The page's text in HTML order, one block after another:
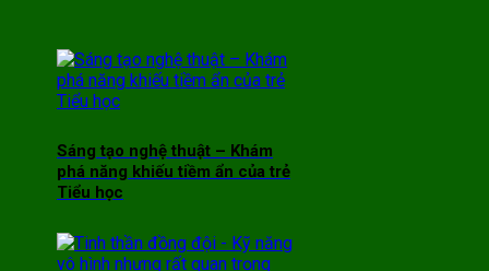
Sáng tạo nghệ thuật – Khám
phá năng khiếu tiềm ẩn của trẻ
Tiểu học